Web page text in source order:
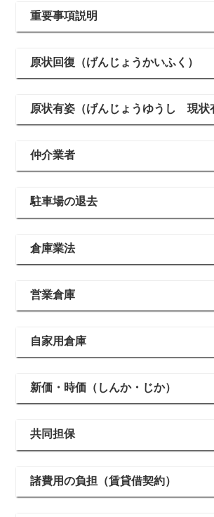
重要事項説明
原状回復（げんじょうかいふく）
原状有姿（げんじょうゆうし 現状
仲介業者
駐車場の退去
倉庫業法
営業倉庫
自家用倉庫
新価・時価（しんか・じか）
共同担保
諸費用の負担（賃貸借契約）